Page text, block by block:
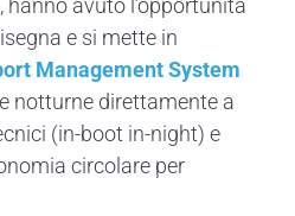
avuto l’opportunità
e si mette in
Management System
notturne direttamente a
(in-boot in-night) e
circolare per